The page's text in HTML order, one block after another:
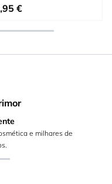
€
e milhares de